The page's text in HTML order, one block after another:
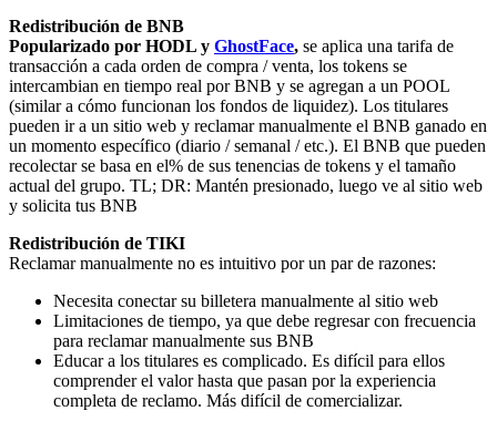
Redistribución de BNB
Popularizado por HODL y GhostFace, se aplica una tarifa de
transacción a cada orden de compra / venta, los tokens se
intercambian en tiempo real por BNB y se agregan a un POOL
(similar a cómo funcionan los fondos de liquidez). Los titulares
pueden ir a un sitio web y reclamar manualmente el BNB ganado en
un momento específico (diario / semanal / etc.). El BNB que pueden
recolectar se basa en el% de sus tenencias de tokens y el tamaño
actual del grupo. TL; DR: Mantén presionado, luego ve al sitio web
y solicita tus BNB
Redistribución de TIKI
‍Reclamar manualmente no es intuitivo por un par de razones:
Necesita conectar su billetera manualmente al sitio web
Limitaciones de tiempo, ya que debe regresar con frecuencia
para reclamar manualmente sus BNB
Educar a los titulares es complicado. Es difícil para ellos
comprender el valor hasta que pasan por la experiencia
completa de reclamo. Más difícil de comercializar.